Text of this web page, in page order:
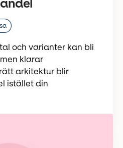
och varianter kan bli
klarar
arkitektur blir
istället din